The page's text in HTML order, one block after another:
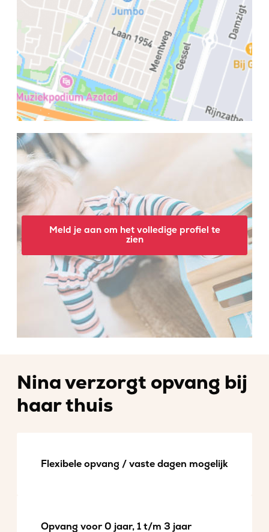
Meld je aan om het volledige profiel te
zien
Nina verzorgt opvang bij
haar thuis
Flexibele opvang / vaste dagen mogelijk
Opvang voor 0 jaar, 1 t/m 3 jaar